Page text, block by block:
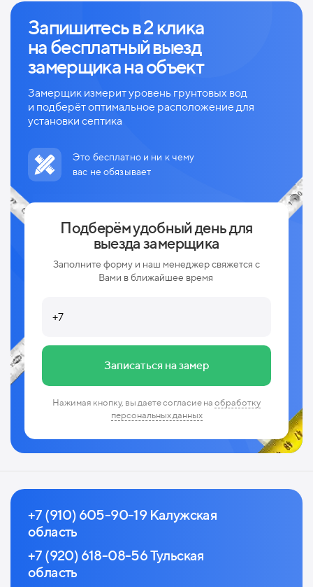
Запишитесь в 2 клика
набесплатный выезд
замерщика на объект
Замерщик измерит уровень грунтовых вод
и подберёт оптимальное расположение для
установки септика
Это бесплатно и ни к чему
вас не обязывает
Подберём удобный день для
выезда замерщика
Заполните форму и наш менеджер свяжется с
Вами в ближайшее время
Записаться на замер
Нажимая кнопку, вы даете согласие на обработку
персональных данных
+7 (910) 605-90-19 Калужская
область
+7 (920) 618-08-56 Тульская
область